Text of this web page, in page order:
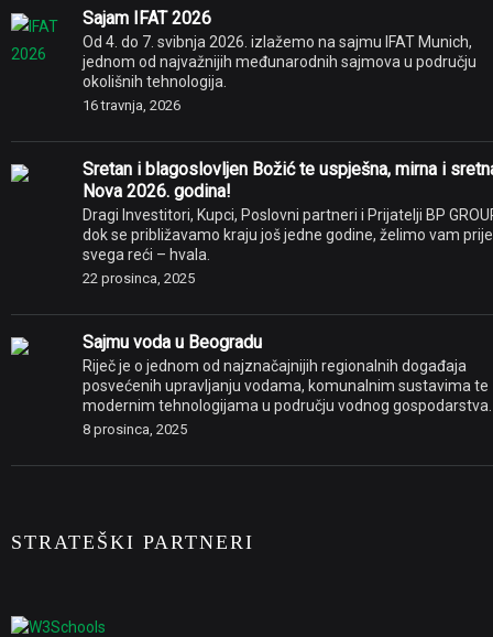
Sajam IFAT 2026
Od 4. do 7. svibnja 2026. izlažemo na sajmu IFAT Munich,
jednom od najvažnijih međunarodnih sajmova u području
okolišnih tehnologija.
16 travnja, 2026
Sretan i blagoslovljen Božić te uspješna, mirna i
Nova 2026. godina!
Dragi Investitori, Kupci, Poslovni partneri i Prijatelji BP
dok se približavamo kraju još jedne godine, želimo vam prije
svega reći – hvala.
22 prosinca, 2025
Sajmu voda u Beogradu
Riječ je o jednom od najznačajnijih regionalnih događaja
posvećenih upravljanju vodama, komunalnim sustavima te
modernim tehnologijama u području vodnog gospodarstva.
8 prosinca, 2025
STRATEŠKI PARTNERI